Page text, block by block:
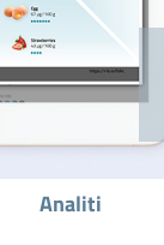
Analiti